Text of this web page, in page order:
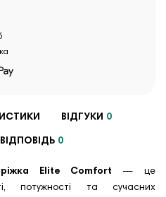
ВІДГУКИ 0
0
Elite Comfort — це
потужності та сучасних